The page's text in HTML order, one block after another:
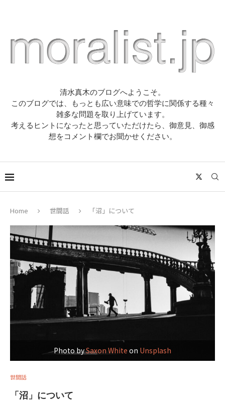
清水真木のブログへようこそ。
このブログでは、もっとも広い意味での哲学に関係する種々
雑多な問題を取り上げています。
考えるヒントになったと思っていただけたら、御意見、御感
想をコメント欄でお聞かせください。
Home 世間話 「沼」について
Photo bySaxon White on Unsplash
世間話
「沼」について